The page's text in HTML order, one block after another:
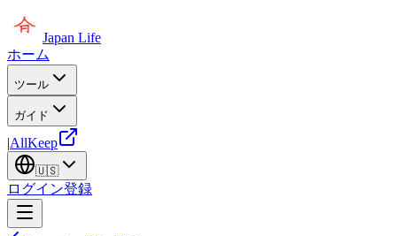
Japan Life
ホーム
ツール
ガイド
|AllKeep
🇺🇸
ログイン登録